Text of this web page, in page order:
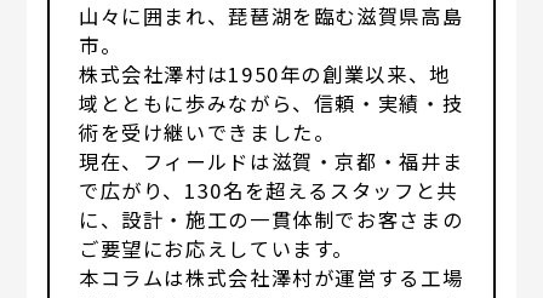
山々に囲まれ、琵琶湖を臨む滋賀県高島
市。
株式会社澤村は1950年の創業以来、地
域とともに歩みながら、信頼・実績・技
術を受け継いできました。
現在、フィールドは滋賀・京都・福井ま
で広がり、130名を超えるスタッフと共
に、設計・施工の一貫体制でお客さまの
ご要望にお応えしています。
本コラムは株式会社澤村が運営する工場